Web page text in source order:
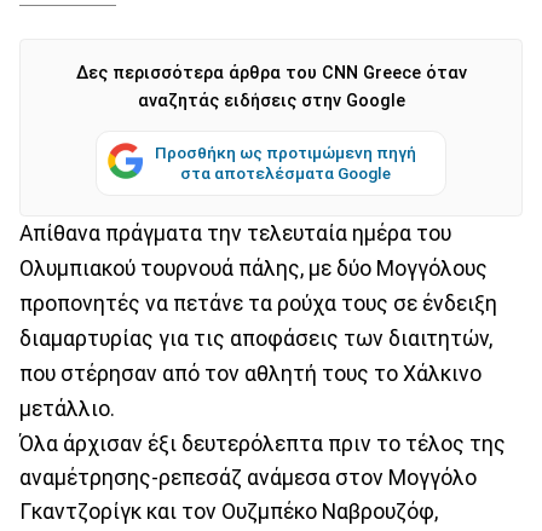
Δες περισσότερα άρθρα του CNN Greece όταν
αναζητάς ειδήσεις στην Google
Προσθήκη ως προτιμώμενη πηγή
στα αποτελέσματα Google
Απίθανα πράγματα την τελευταία ημέρα του
Ολυμπιακού τουρνουά πάλης, με δύο Μογγόλους
προπονητές να πετάνε τα ρούχα τους σε ένδειξη
διαμαρτυρίας για τις αποφάσεις των διαιτητών,
που στέρησαν από τον αθλητή τους το Χάλκινο
μετάλλιο.
Όλα άρχισαν έξι δευτερόλεπτα πριν το τέλος της
αναμέτρησης-ρεπεσάζ ανάμεσα στον Μογγόλο
Γκαντζορίγκ και τον Ουζμπέκο Ναβρουζόφ,